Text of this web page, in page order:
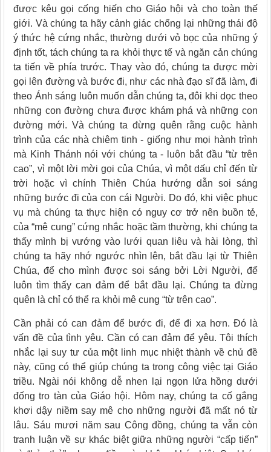
được kêu gọi cống hiến cho Giáo hội và cho toàn thế
giới. Và chúng ta hãy cảnh giác chống lại những thái độ
ý thức hệ cứng nhắc, thường dưới vỏ bọc của những ý
định tốt, tách chúng ta ra khỏi thực tế và ngăn cản chúng
ta tiến về phía trước. Thay vào đó, chúng ta được mời
gọi lên đường và bước đi, như các nhà đạo sĩ đã làm, đi
theo Ánh sáng luôn muốn dẫn chúng ta, đôi khi dọc theo
những con đường chưa được khám phá và những con
đường mới. Và chúng ta đừng quên rằng cuộc hành
trình của các nhà chiêm tinh - giống như mọi hành trình
mà Kinh Thánh nói với chúng ta - luôn bắt đầu “từ trên
cao”, vì một lời mời gọi của Chúa, vì một dấu chỉ đến từ
trời hoặc vì chính Thiên Chúa hướng dẫn soi sáng
những bước đi của con cái Người. Do đó, khi việc phục
vụ mà chúng ta thực hiện có nguy cơ trở nên buồn tẻ,
của “mê cung” cứng nhắc hoặc tầm thường, khi chúng ta
thấy mình bị vướng vào lưới quan liêu và hài lòng, thì
chúng ta hãy nhớ ngước nhìn lên, bắt đầu lại từ Thiên
Chúa, để cho mình được soi sáng bởi Lời Người, để
luôn tìm thấy can đảm để bắt đầu lại. Chúng ta đừng
quên là chỉ có thể ra khỏi mê cung “từ trên cao”.
Cần phải có can đảm để bước đi, để đi xa hơn. Đó là
vấn đề của tình yêu. Cần có can đảm để yêu. Tôi thích
nhắc lại suy tư của một linh mục nhiệt thành về chủ đề
này, cũng có thể giúp chúng ta trong công việc tại Giáo
triều. Ngài nói không dễ nhen lại ngọn lửa hồng dưới
đống tro tàn của Giáo hội. Hôm nay, chúng ta cố gắng
khơi dậy niềm say mê cho những người đã mất nó từ
lâu. Sáu mươi năm sau Công đồng, chúng ta vẫn còn
tranh luận về sự khác biệt giữa những người “cấp tiến”